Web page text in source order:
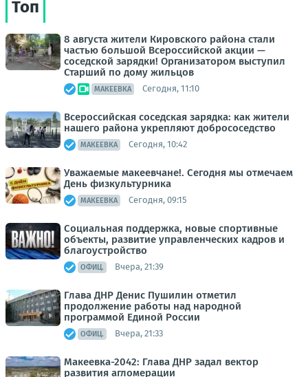
Топ
8 августа жители Кировского района стали
частью большой Всероссийской акции —
соседской зарядки! Организатором выступил
Старший по дому жильцов
МАКЕЕВКА Сегодня, 11:10
Всероссийская соседская зарядка: как жители
нашего района укрепляют добрососедство
МАКЕЕВКА Сегодня, 10:42
Уважаемые макеевчане!. Сегодня мы отмечаем
День физкультурника
МАКЕЕВКА Сегодня, 09:15
Социальная поддержка, новые спортивные
объекты, развитие управленческих кадров и
благоустройство
ОФИЦ. Вчера, 21:39
Глава ДНР Денис Пушилин отметил
продолжение работы над народной
программой Единой России
ОФИЦ. Вчера, 21:33
Макеевка-2042: Глава ДНР задал вектор
развития агломерации